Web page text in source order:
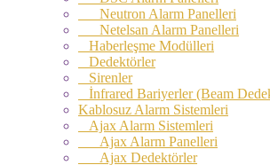
Neutron Alarm Panelleri
Netelsan Alarm Panelleri
Haberleşme Modülleri
Dedektörler
Sirenler
İnfrared Bariyerler (Beam
Kablosuz Alarm Sistemleri
Ajax Alarm Sistemleri
Ajax Alarm Panelleri
Ajax Dedektörler